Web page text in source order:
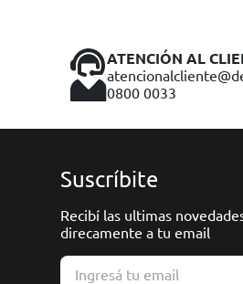
ATENCIÓN AL
0800 0033
Suscríbite
Recibí las ultimas
direcamente a tu email